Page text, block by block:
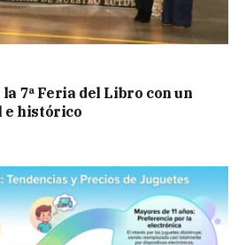
7ª Feria del Libro con un
e histórico